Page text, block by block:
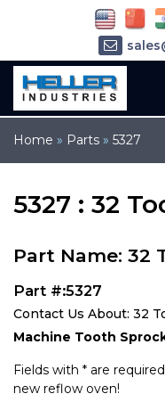
Home » Parts » 5327
5327 : 32
Part Name: 32
Part #:5327
Contact Us About: 32
Machine Tooth
Fields with * are
new reflow oven!